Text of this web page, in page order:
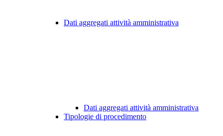
Dati aggregati attività amministrativa
Dati aggregati attività amministrativa
Tipologie di procedimento